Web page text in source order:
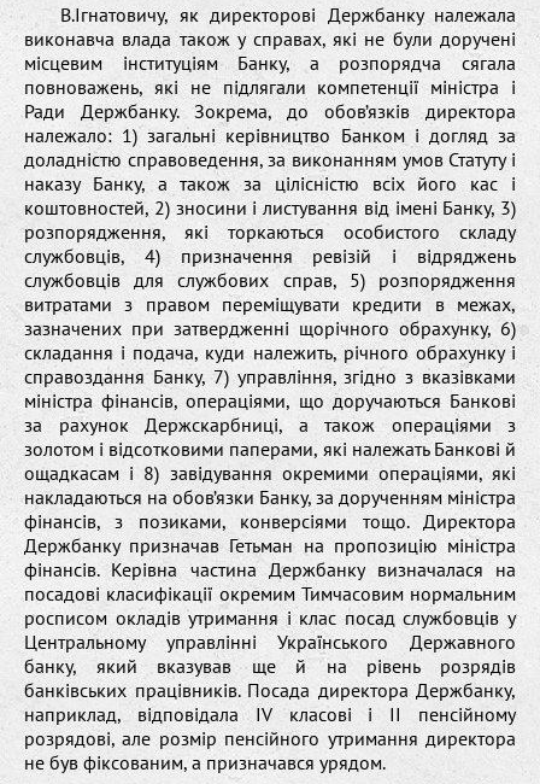
В.Ігнатовичу, як директорові Держбанку належала
виконавча влада також у справах, які не були доручені
місцевим інституціям Банку, а розпорядча сягала
повноважень, які не підлягали компетенції міністра і
Ради Держбанку. Зокрема, до обов’язків директора
належало: 1) загальні керівництво Банком і догляд за
доладністю справоведення, за виконанням умов Статуту і
наказу Банку, а також за цілісністю всіх його кас і
коштовностей, 2) зносини і листування від імені Банку, 3)
розпорядження, які торкаються особистого складу
службовців, 4) призначення ревізій і відряджень
службовців для службових справ, 5) розпорядження
витратами з правом переміщувати кредити в межах,
зазначених при затвердженні щорічного обрахунку, 6)
складання і подача, куди належить, річного обрахунку і
справоздання Банку, 7) управління, згідно з вказівками
міністра фінансів, операціями, що доручаються Банкові
за рахунок Держскарбниці, а також операціями з
золотом і відсотковими паперами, які належать Банкові й
ощадкасам і 8) завідування окремими операціями, які
накладаються на обов’язки Банку, за дорученням міністра
фінансів, з позиками, конверсіями тощо. Директора
Держбанку призначав Гетьман на пропозицію міністра
фінансів. Керівна частина Держбанку визначалася на
посадові класифікації окремим Тимчасовим нормальним
росписом окладів утримання і клас посад службовців у
Центральному управлінні Українського Державного
банку, який вказував ще й на рівень розрядів
банківських працівників. Посада директора Держбанку,
наприклад, відповідала IV класові і ІІ пенсійному
розрядові, але розмір пенсійного утримання директора
не був фіксованим, а призначався урядом.